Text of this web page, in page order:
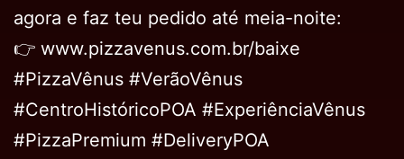
agora e faz teu pedido até meia-noite:
👉 www.pizzavenus.com.br/baixe
#PizzaVênus #VerãoVênus
#CentroHistóricoPOA #ExperiênciaVênus
#PizzaPremium #DeliveryPOA